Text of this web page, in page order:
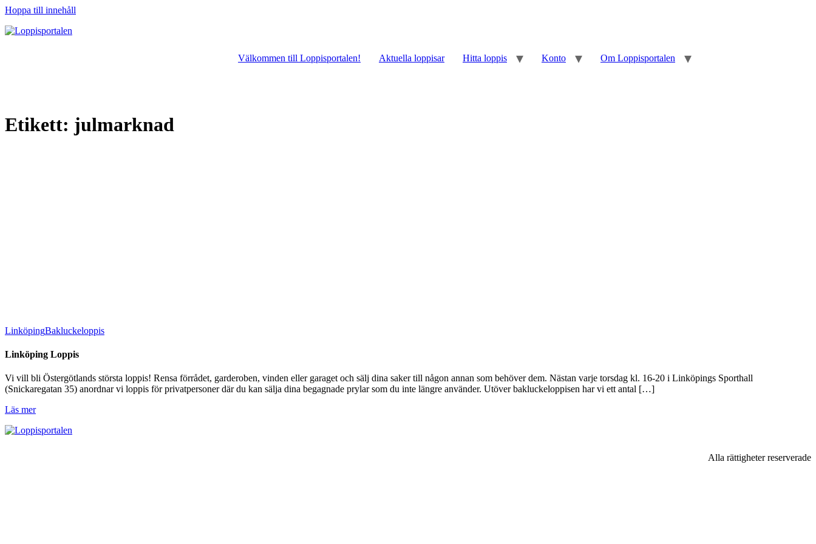
Hoppa till innehåll
Välkommen till Loppisportalen! Aktuella loppisar Hitta loppis Konto Om Loppisportalen
Etikett: julmarknad
LinköpingBakluckeloppis
Linköping Loppis
Vi vill bli Östergötlands största loppis! Rensa förrådet, garderoben, vinden eller garaget och sälj dina saker till någon annan som behöver dem. Nästan varje torsdag kl. 16-20 i Linköpings Sporthall
(Snickaregatan 35) anordnar vi loppis för privatpersoner där du kan sälja dina begagnade prylar som du inte längre använder. Utöver bakluckeloppisen har vi ett antal […]
Läs mer
Alla rättigheter reserverade